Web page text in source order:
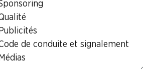
Publicités
de conduite et signalement
Médias